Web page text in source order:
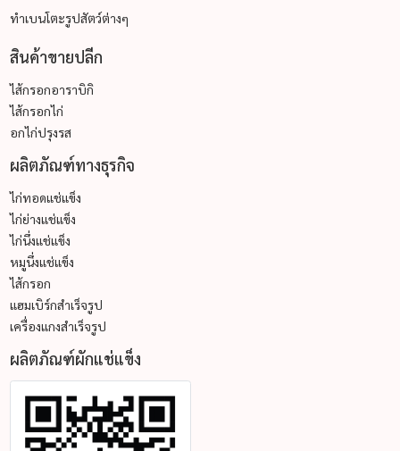
ทำเบนโตะรูปสัตว์ต่างๆ
สินค้าขายปลีก
ไส้กรอกอาราบิกิ
ไส้กรอกไก่
อกไก่ปรุงรส
ผลิตภัณฑ์ทางธุรกิจ
ไก่ทอดแช่แข็ง
ไก่ย่างแช่แข็ง
ไก่นึ่งแช่แข็ง
หมูนึ่งแช่แข็ง
ไส้กรอก
แฮมเบิร์กสำเร็จรูป
เครื่องแกงสำเร็จรูป
ผลิตภัณฑ์ผักแช่แข็ง